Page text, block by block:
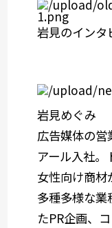
岩見のインタ
岩見めぐみ
広告媒体の
アール入社
女性向け商材
多種多様な業
たPR企画、
サービスメ